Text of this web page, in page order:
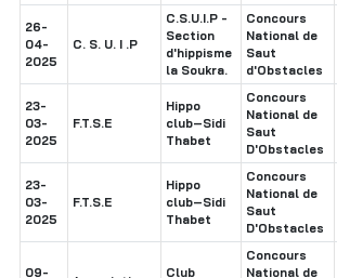
26-
04-
2025
C. S. U. I .P
C.S.U.I.P -
Section
d'hippisme
la Soukra.
Concours
National de
Saut
d'Obstacles
23-
03-
2025
F.T.S.E
Hippo
club–Sidi
Thabet
Concours
National de
Saut
D'Obstacles
23-
03-
2025
F.T.S.E
Hippo
club–Sidi
Thabet
Concours
National de
Saut
D'Obstacles
09-
Club
Concours
National de